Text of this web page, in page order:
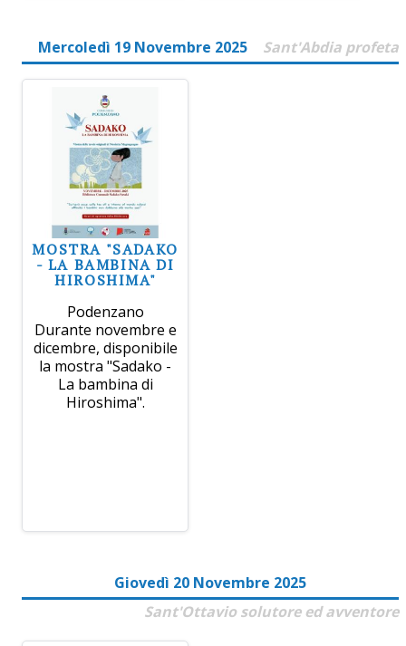
Mercoledì 19 Novembre 2025 Sant'Abdia profeta
MOSTRA "SADAKO
- LA BAMBINA DI
HIROSHIMA"
Podenzano
Durante novembre e
dicembre, disponibile
la mostra "Sadako -
La bambina di
Hiroshima".
Giovedì 20 Novembre 2025
Sant'Ottavio solutore ed avventore